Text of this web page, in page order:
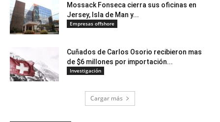
Mossack Fonseca cierra sus oficinas en
Jersey, Isla de Man y...
Empresas offshore
Cuñados de Carlos Osorio recibieron mas
de $6 millones por importación...
Investigación
Cargar más